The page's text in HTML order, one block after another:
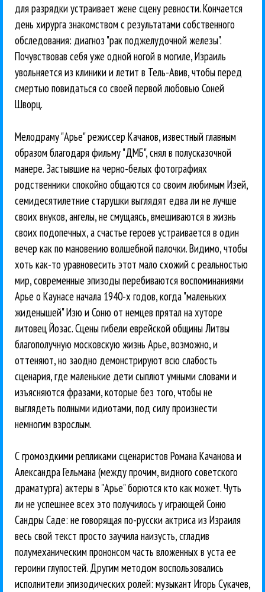
для разрядки устраивает жене сцену ревности. Кончается
день хирурга знакомством с результатами собственного
обследования: диагноз "рак поджелудочной железы".
Почувствовав себя уже одной ногой в могиле, Израиль
увольняется из клиники и летит в Тель-Авив, чтобы перед
смертью повидаться со своей первой любовью Соней
Шворц.
Мелодраму "Арье" режиссер Качанов, известный главным
образом благодаря фильму "ДМБ", снял в полусказочной
манере. Застывшие на черно-белых фотографиях
родственники спокойно общаются со своим любимым Изей,
семидесятилетние старушки выглядят едва ли не лучше
своих внуков, ангелы, не смущаясь, вмешиваются в жизнь
своих подопечных, а счастье героев устраивается в один
вечер как по мановению волшебной палочки. Видимо, чтобы
хоть как-то уравновесить этот мало схожий с реальностью
мир, современные эпизоды перебиваются воспоминаниями
Арье о Каунасе начала 1940-х годов, когда "маленьких
жиденышей" Изю и Соню от немцев прятал на хуторе
литовец Йозас. Сцены гибели еврейской общины Литвы
благополучную московскую жизнь Арье, возможно, и
оттеняют, но заодно демонстрируют всю слабость
сценария, где маленькие дети сыплют умными словами и
изъясняются фразами, которые без того, чтобы не
выглядеть полными идиотами, под силу произнести
немногим взрослым.
С громоздкими репликами сценаристов Романа Качанова и
Александра Гельмана (между прочим, видного советского
драматурга) актеры в "Арье" борются кто как может. Чуть
ли не успешнее всех это получилось у играющей Соню
Сандры Саде: не говорящая по-русски актриса из Израиля
весь свой текст просто заучила наизусть, сгладив
полумеханическим прононсом часть вложенных в уста ее
героини глупостей. Другим методом воспользовались
исполнители эпизодических ролей: музыкант Игорь Сукачев,